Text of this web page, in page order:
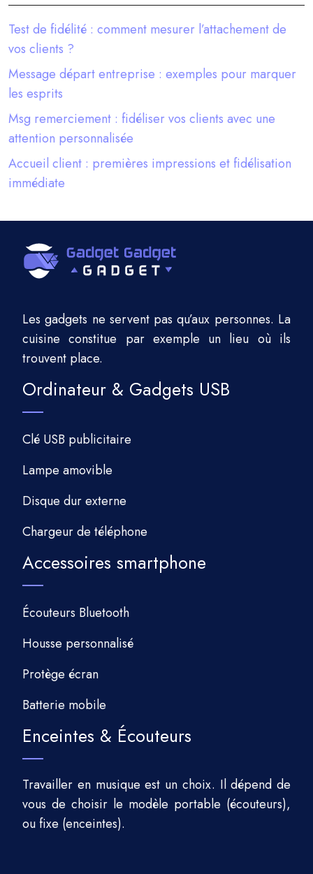
Test de fidélité : comment mesurer l’attachement de
vos clients ?
Message départ entreprise : exemples pour marquer
les esprits
Msg remerciement : fidéliser vos clients avec une
attention personnalisée
Accueil client : premières impressions et fidélisation
immédiate
Les gadgets ne servent pas qu’aux personnes. La
cuisine constitue par exemple un lieu où ils
trouvent place.
Ordinateur & Gadgets USB
Clé USB publicitaire
Lampe amovible
Disque dur externe
Chargeur de téléphone
Accessoires smartphone
Écouteurs Bluetooth
Housse personnalisé
Protège écran
Batterie mobile
Enceintes & Écouteurs
Travailler en musique est un choix. Il dépend de
vous de choisir le modèle portable (écouteurs),
ou fixe (enceintes).